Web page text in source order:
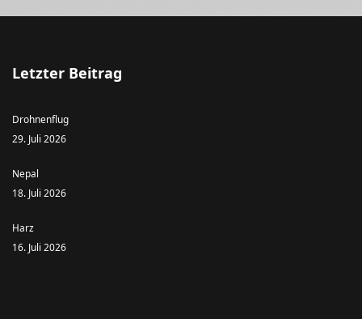
Letzter Beitrag
Drohnenflug
29. Juli 2026
Nepal
18. Juli 2026
Harz
16. Juli 2026